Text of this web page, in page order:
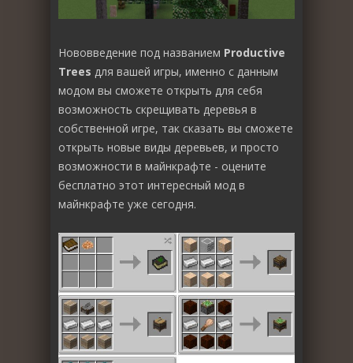
Нововведение под названием Productive
Trees для вашей игры, именно с данным
модом вы сможете открыть для себя
возможность скрещивать деревья в
собственной игре, так сказать вы сможете
открыть новые виды деревьев, и просто
возможности в майнкрафте - оцените
бесплатно этот интересный мод в
майнкрафте уже сегодня.